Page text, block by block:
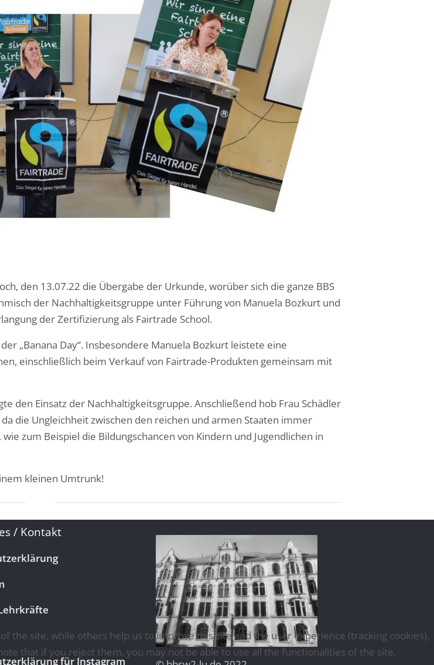
den 13.07.22 die Übergabe der Urkunde, worüber sich die ganze BBS
der Nachhaltigkeitsgruppe unter Führung von Manuela Bozkurt und
der Zertifizierung als Fairtrade School.
„Banana Day“. Insbesondere Manuela Bozkurt leistete eine
einschließlich beim Verkauf von Fairtrade-Produkten gemeinsam mit
den Einsatz der Nachhaltigkeitsgruppe. Anschließend hob Frau Schädler
die Ungleichheit zwischen den reichen und armen Staaten immer
zum Beispiel die Bildungschancen von Kindern und Jugendlichen in
kleinen Umtrunk!
/ Kontakt
für Instagram
the site, while others help us to improve this site and the user experience (tracking cookies).
that if you reject them, you may not be able to use all the functionalities of the site.